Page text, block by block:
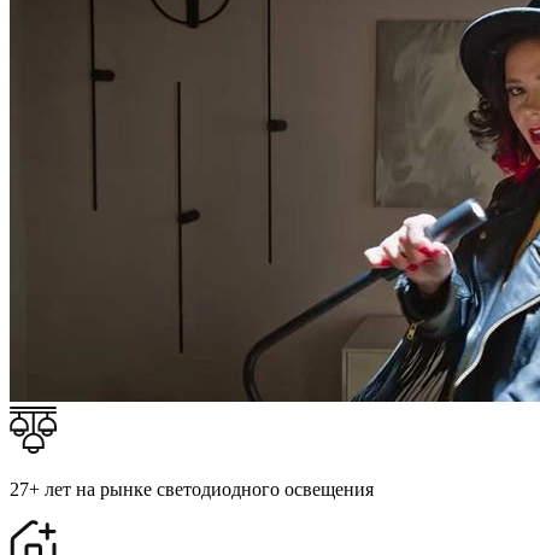
27+ лет на рынке светодиодного освещения